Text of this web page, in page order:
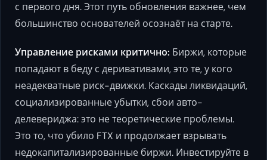
с первого дня. Этот путь обновления важнее, чем
большинство основателей осознаёт на старте.
Управление рисками критично: Биржи, которые
попадают в беду с деривативами, это те, у кого
неадекватные риск-движки. Каскады ликвидаций,
социализированные убытки, сбои авто-
делевериджа: это не теоретические проблемы.
Это то, что убило FTX и продолжает взрывать
недокапитализированные биржи. Инвестируйте в